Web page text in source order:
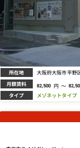
所在地 大阪府大阪市平野
月額賃料 82,500 円 ～
タイプ メゾネットタイプ